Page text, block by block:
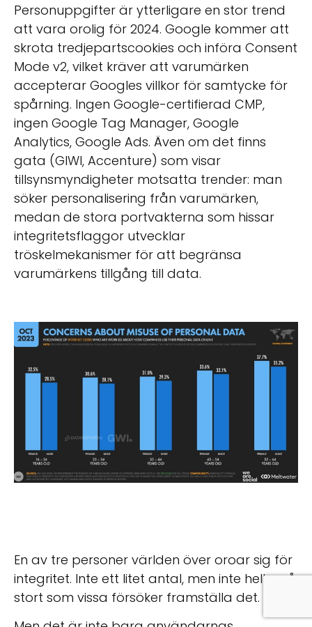
Personuppgifter är ytterligare en stor trend
att vara orolig för 2024. Google kommer att
skrota tredjepartscookies och införa Consent
Mode v2, vilket kräver att varumärken
accepterar Googles villkor för samtycke för
spårning. Ingen Google-certifierad CMP,
ingen Google Tag Manager, Google
Analytics, Google Ads. Även om det finns
gata (GIWI, Accenture) som visar
tillsynsmyndigheter motsatta trender: man
söker personalisering från varumärken,
medan de stora portvakterna som hissar
integritetsflaggor utvecklar
tröskelmekanismer för att begränsa
varumärkens tillgång till data.
En av tre personer världen över oroar sig för
integritet. Inte ett litet antal, men inte heller så
stort som vissa försöker framställa det.